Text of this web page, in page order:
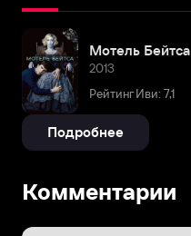
Мотель Бейтса
2013
Рейтинг Иви: 7,1
Подробнее
Комментарии